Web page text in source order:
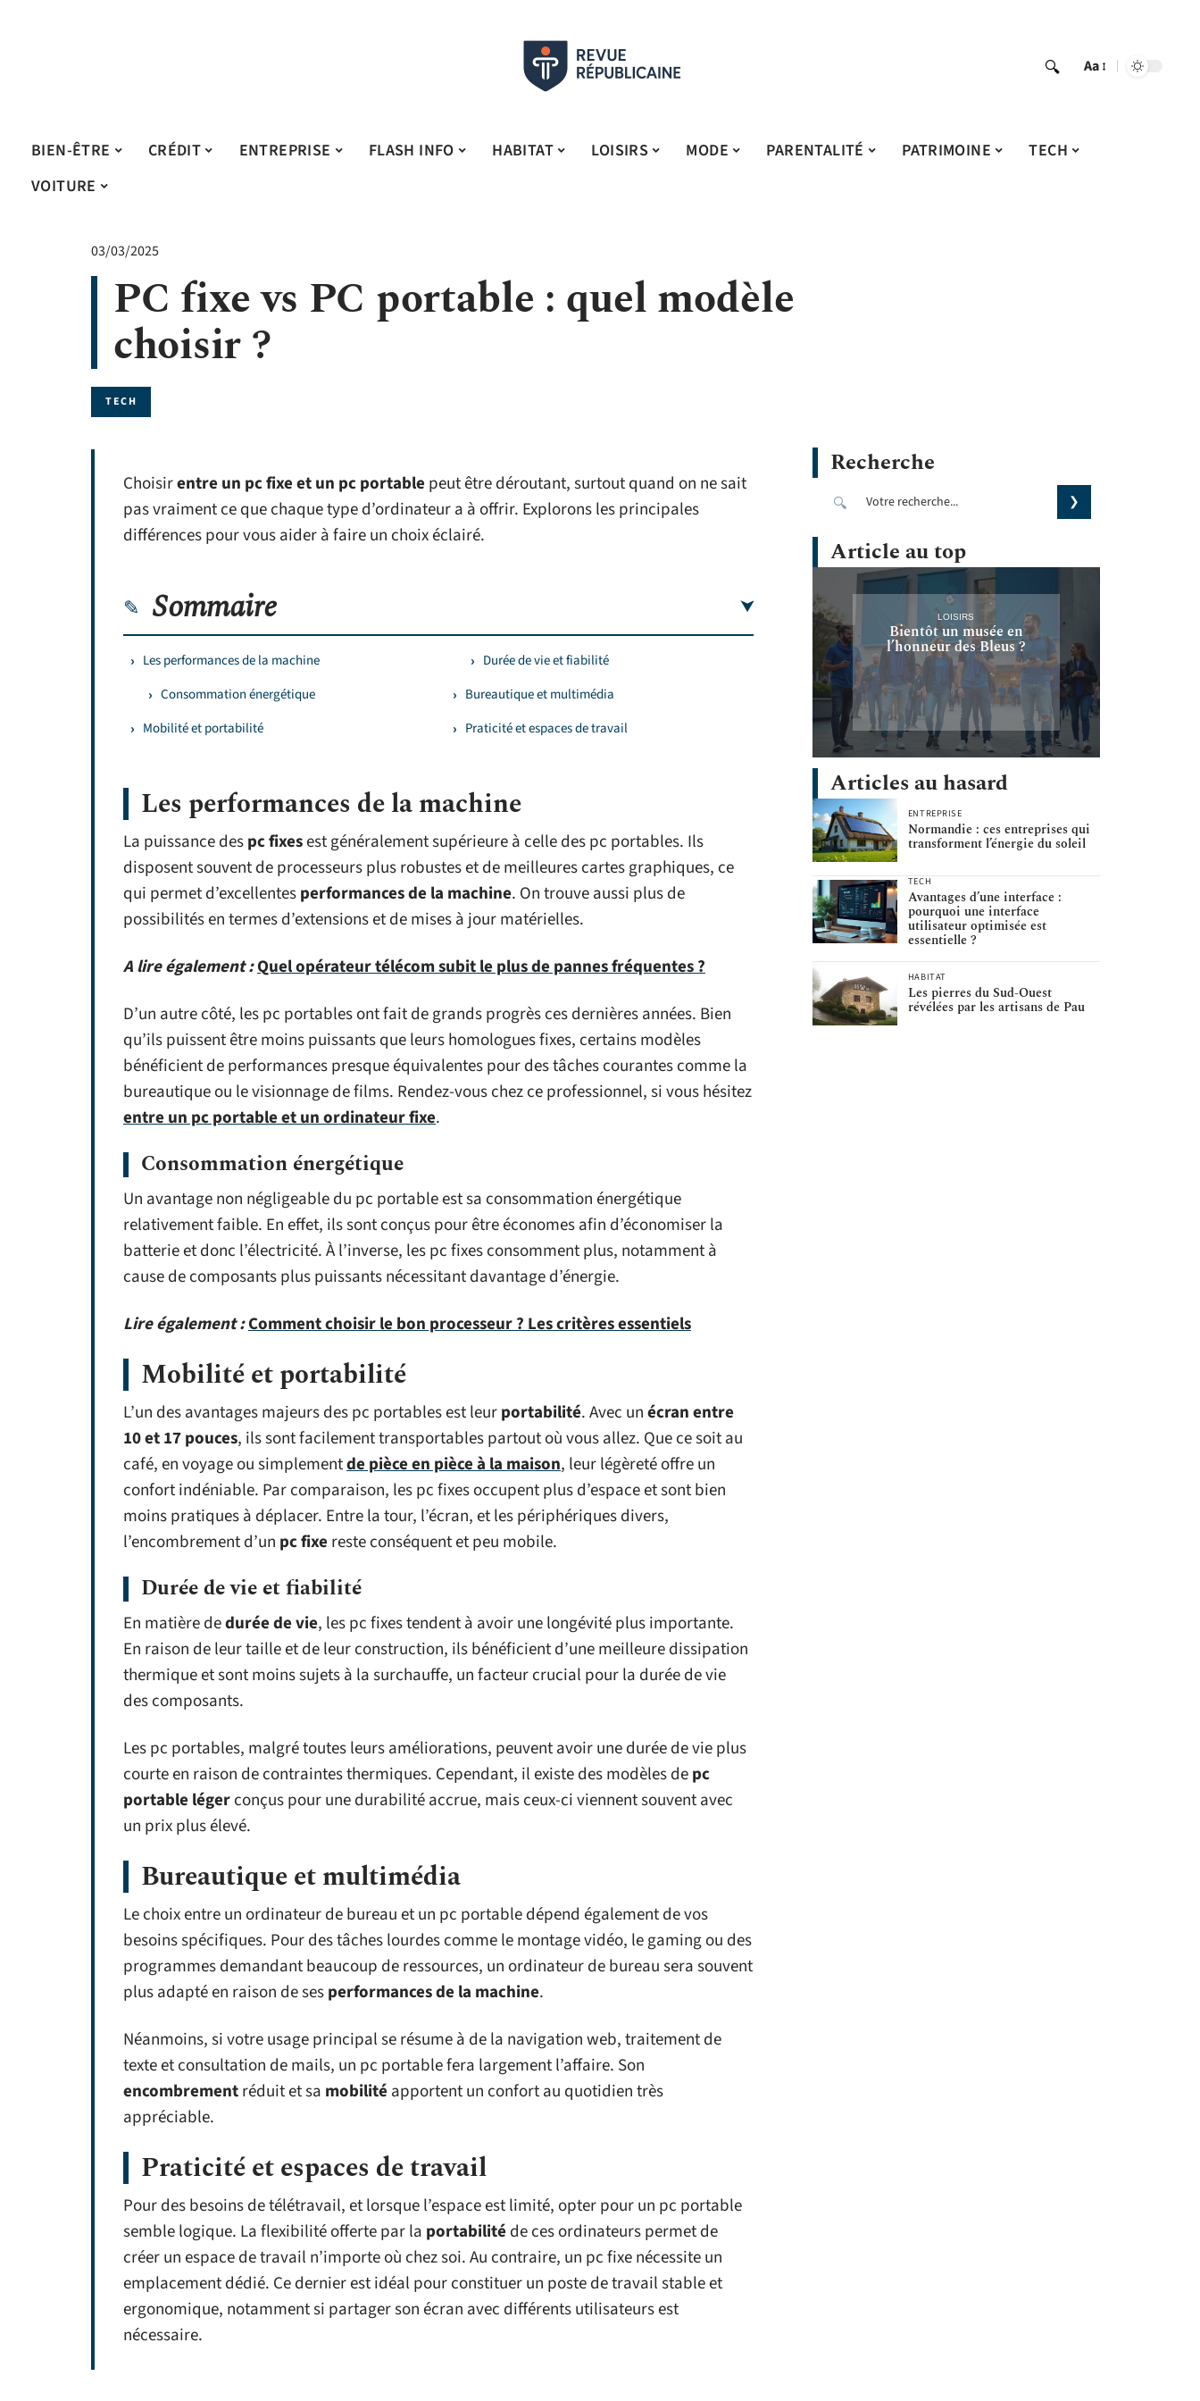
Aa
BIEN-ÊTRE CRÉDIT ENTREPRISE FLASH INFO HABITAT LOISIRS MODE PARENTALITÉ PATRIMOINE
TECH
VOITURE
03/03/2025
PC fixe vs PC portable : quel modèle
choisir ?
TECH
Choisirentre un pc fixe et un pc portable peut être déroutant, surtout quand on ne sait
pas vraiment ce que chaque type d’ordinateur a à offrir. Explorons les principales
différences pour vous aider à faire un choix éclairé.
Sommaire
Les performances de la machine
Consommation énergétique
Mobilité et portabilité
Durée de vie et fiabilité
Bureautique et multimédia
Praticité et espaces de travail
Les performances de la machine
La puissance despc fixesest généralement supérieure à celle des pc portables. Ils
disposent souvent de processeurs plus robustes et de meilleures cartes graphiques, ce
qui permet d’excellentesperformances de la machine. On trouve aussi plus de
possibilités en termes d’extensions et de mises à jour matérielles.
A lire également :Quel opérateur télécom subit le plus de pannes fréquentes ?
D’un autre côté, les pc portables ont fait de grands progrès ces dernières années. Bien
qu’ils puissent être moins puissants que leurs homologues fixes, certains modèles
bénéficient de performances presque équivalentes pour des tâches courantes comme la
bureautique ou le visionnage de films. Rendez-vous chez ce professionnel, si vous hésitez
entre un pc portable et un ordinateur fixe.
Consommation énergétique
Un avantage non négligeable du pc portable est sa consommation énergétique
relativement faible. En effet, ils sont conçus pour être économes afin d’économiser la
batterie et donc l’électricité. À l’inverse, les pc fixes consomment plus, notamment à
cause de composants plus puissants nécessitant davantage d’énergie.
Lire également :Comment choisir le bon processeur ? Les critères essentiels
Mobilité et portabilité
L’un des avantages majeurs des pc portables est leurportabilité. Avec unécran entre
10 et 17 pouces, ils sont facilement transportables partout où vous allez. Que ce soit au
café, en voyage ou simplementde pièce en pièce à la maison, leur légèreté offre un
confort indéniable. Par comparaison, les pc fixes occupent plus d’espace et sont bien
moins pratiques à déplacer. Entre la tour, l’écran, et les périphériques divers,
l’encombrement d’un pc fixe reste conséquent et peu mobile.
Durée de vie et fiabilité
En matière dedurée de vie, les pc fixes tendent à avoir une longévité plus importante.
En raison de leur taille et de leur construction, ils bénéficient d’une meilleure dissipation
thermique et sont moins sujets à la surchauffe, un facteur crucial pour la durée de vie
des composants.
Les pc portables, malgré toutes leurs améliorations, peuvent avoir une durée de vie plus
courte en raison de contraintes thermiques. Cependant, il existe des modèles depc
portable légerconçus pour une durabilité accrue, mais ceux-ci viennent souvent avec
un prix plus élevé.
Bureautique et multimédia
Le choix entre un ordinateur de bureau et un pc portable dépend également de vos
besoins spécifiques. Pour des tâches lourdes comme le montage vidéo, le gaming ou des
programmes demandant beaucoup de ressources, un ordinateur de bureau sera souvent
plus adapté en raison de sesperformances de la machine.
Néanmoins, si votre usage principal se résume à de la navigation web, traitement de
texte et consultation de mails, un pc portable fera largement l’affaire. Son
encombrementréduit et sa mobilité apportent un confort au quotidien très
appréciable.
Praticité et espaces de travail
Pour des besoins de télétravail, et lorsque l’espace est limité, opter pour un pc portable
semble logique. La flexibilité offerte par la portabilité de ces ordinateurs permet de
créer un espace de travail n’importe où chez soi. Au contraire, un pc fixe nécessite un
emplacement dédié. Ce dernier est idéal pour constituer un poste de travail stable et
ergonomique, notamment si partager son écran avec différents utilisateurs est
nécessaire.
Recherche
Article au top
LOISIRS
Bientôt un musée en
l’honneur des Bleus ?
Articles au hasard
ENTREPRISE
Normandie : ces entreprises qui
transforment l’énergie du soleil
TECH
Avantages d’une interface :
pourquoi une interface
utilisateur optimisée est
essentielle ?
HABITAT
Les pierres du Sud-Ouest
révélées par les artisans de Pau